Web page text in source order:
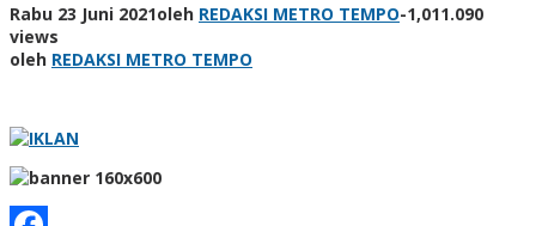
Rabu 23 Juni 2021oleh REDAKSI METRO TEMPO-1,011.090
views
oleh REDAKSI METRO TEMPO